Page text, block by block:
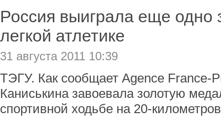
Россия выиграла еще одно
легкой атлетике
31 августа 2011 10:39
ТЭГУ. Как сообщает Agence France-
Каниськина завоевала золотую
спортивной ходьбе на 20-